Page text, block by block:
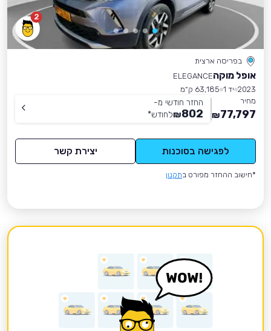
2
בפריסה ארצית
אופל מוקהELEGANCE
2023 יד 1
63,185 ק״מ
מחיר
77,797
₪
החזר חודשי מ-
802
₪לחודש*
לפגישה בסוכנות יצירת קשר
*חישוב ההחזר מפורט בתקנון